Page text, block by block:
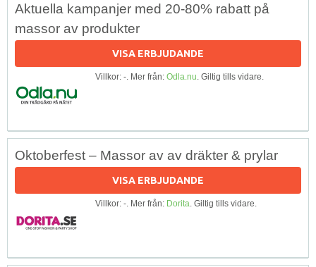
Aktuella kampanjer med 20-80% rabatt på
massor av produkter
VISA ERBJUDANDE
Villkor: -. Mer från: Odla.nu. Giltig tills vidare.
Oktoberfest – Massor av av dräkter & prylar
VISA ERBJUDANDE
Villkor: -. Mer från: Dorita. Giltig tills vidare.